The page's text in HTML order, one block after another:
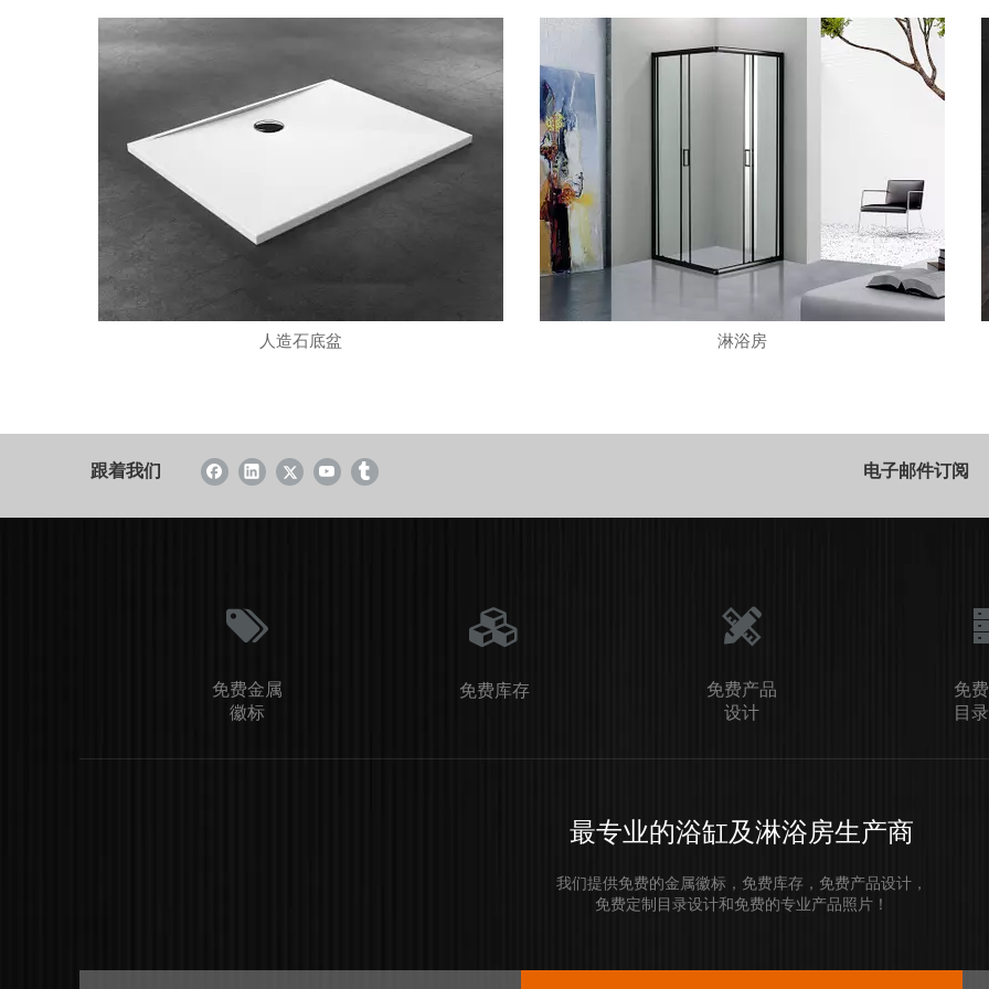
人造石底盆 淋浴房
跟着我们 电子邮件订阅
免费金属
徽标
免费库存
免费产品
设计
免
目
最专业的浴缸及淋浴房生产商
我们提供免费的金属徽标，免费库存，免费产品设计，
免费定制目录设计和免费的专业产品照片！